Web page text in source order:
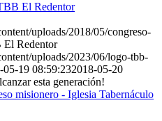
El Redentor
uploads/2018/05/congreso-
Redentor
uploads/2023/06/logo-tbb-
05-19 08:59:232018-05-20
esta generación!